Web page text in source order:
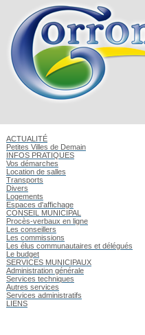
ACTUALITÉ
Petites Villes de Demain
INFOS PRATIQUES
Vos démarches
Location de salles
Transports
Divers
Logements
Espaces d'affichage
CONSEIL MUNICIPAL
Procès-verbaux en ligne
Les conseillers
Les commissions
Les élus communautaires et délégués
Le budget
SERVICES MUNICIPAUX
Administration générale
Services techniques
Autres services
Services administratifs
LIENS